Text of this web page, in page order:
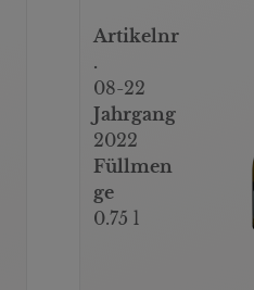
Artikelnr
.
08-22
Jahrgang
2022
Füllmen
ge
0.75 l